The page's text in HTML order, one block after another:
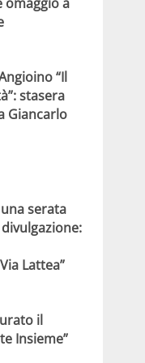
“Il
stasera
Giancarlo
serata
Lattea”
il
Insieme”